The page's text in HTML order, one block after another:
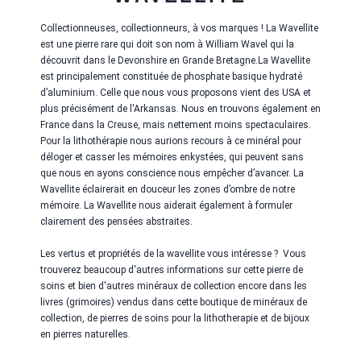
Collectionneuses, collectionneurs, à vos marques ! La Wavellite
est une pierre rare qui doit son nom à William Wavel qui la
découvrit dans le Devonshire en Grande Bretagne.La Wavellite
est principalement constituée de phosphate basique hydraté
d’aluminium. Celle que nous vous proposons vient des USA et
plus précisément de l'Arkansas. Nous en trouvons également en
France dans la Creuse, mais nettement moins spectaculaires.
Pour la lithothérapie nous aurions recours à ce minéral pour
déloger et casser les mémoires enkystées, qui peuvent sans
que nous en ayons conscience nous empêcher d’avancer. La
Wavellite éclairerait en douceur les zones d’ombre de notre
mémoire. La Wavellite nous aiderait également à formuler
clairement des pensées abstraites.
Les vertus et propriétés de la wavellite vous intéresse ? Vous
trouverez beaucoup d'autres informations sur cette pierre de
soins et bien d'autres minéraux de collection encore dans les
livres (grimoires) vendus dans cette boutique de minéraux de
collection, de pierres de soins pour la lithotherapie et de bijoux
en pierres naturelles.